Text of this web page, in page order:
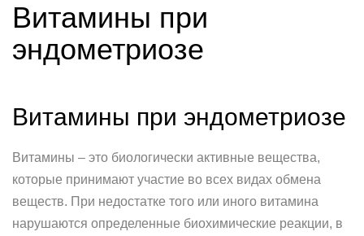
Витамины при
эндометриозе
Витамины при эндометриозе
Витамины – это биологически активные вещества,
которые принимают участие во всех видах обмена
веществ. При недостатке того или иного витамина
нарушаются определенные биохимические реакции, в